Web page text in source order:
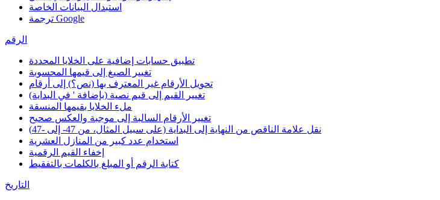
استبدال البيانات الخاصة
ترجمة Google
الرقم
تطبيق حسابات إضافية على الخلايا المحددة
تغيير الصيغ إلى قيمها المحسوبة
تحويل الأرقام غير المعترف بها (نص؟) إلى أرقام
تغيير القيم إلى قيم نصية (بإضافة ' في البداية)
ملء الخلايا بقيمها المنسقة
تغيير الأرقام السالبة إلى موجبة والعكس صحيح
نقل علامة الناقص من النهاية إلى البداية (على سبيل المثال، من 47- إلى -47)
استخدام عدد كبير من المنازل العشرية
إخفاء القيم الرقمية
كتابة الرقم أو المبلغ بالكلمات بالتفقيط
التاريخ